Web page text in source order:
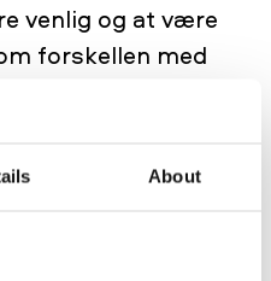
About
venlig og at være
forskellen med
og ”Hvad sker
viden om